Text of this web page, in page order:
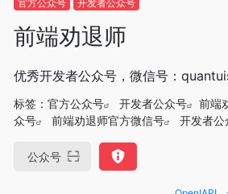
官方公众号 开发者公众号
前端劝退师
优秀开发者公众号，微信号：
标签： 官方公众号 开发者公众号 前端
众号
前端劝退师官方微信号 开发者公
公众号